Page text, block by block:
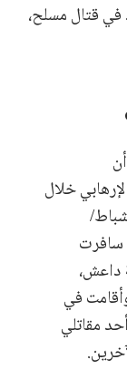
في قتال مسلح،
خلال
17 شباط/فبراير 2015 إلى 26 شباط/
سافرت
داعش،
في
مقاتلي